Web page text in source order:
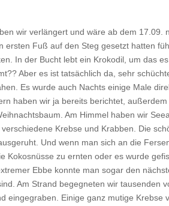
wir verlängert und wäre ab dem
Fuß auf den Steg gesetzt hatten
In der Bucht lebt ein Krokodil, um das
Aber es ist tatsächlich da, sehr
Es wurde auch Nachts einige Male
haben wir ja bereits berichtet,
Am Himmel haben wir
Krebse und Krabben. Die
Und wenn man sich an die
zu ernten oder es wurde
Ebbe konnte man sogar den
Am Strand begegneten wir tausenden
eingegraben. Einige ganz mutige